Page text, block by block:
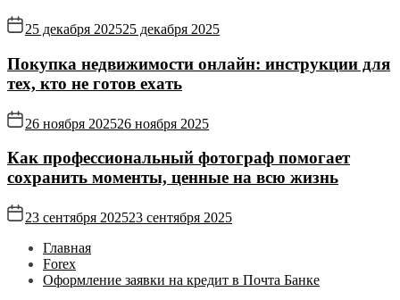
25 декабря 202525 декабря 2025
Покупка недвижимости онлайн: инструкции для
тех, кто не готов ехать
26 ноября 202526 ноября 2025
Как профессиональный фотограф помогает
сохранить моменты, ценные на всю жизнь
23 сентября 202523 сентября 2025
Главная
Forex
Оформление заявки на кредит в Почта Банке